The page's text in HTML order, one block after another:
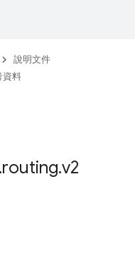
說明文件
資料
.routing.v2